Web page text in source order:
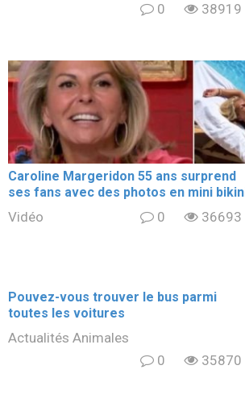
0
38919
Caroline Margeridon 55 ans surprend
ses fans avec des photos en mini
Vidéo 0 36693
Pouvez-vous trouver le bus parmi
toutes les voitures
Actualités Animales
0
35870